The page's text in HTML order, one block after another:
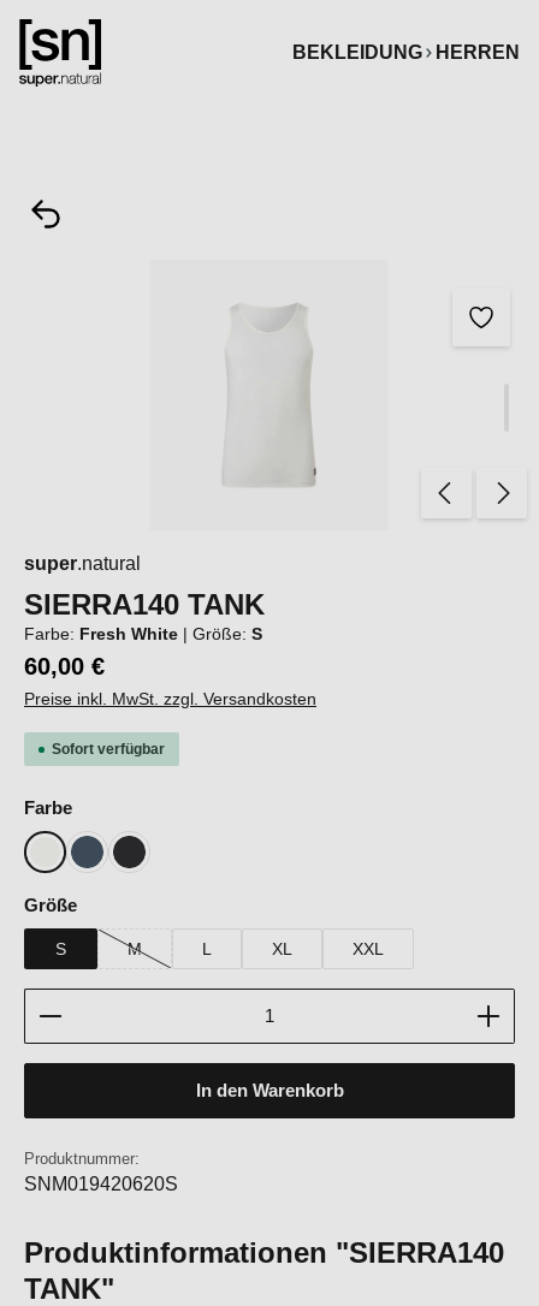
springen
BEKLEIDUNG
HERREN
super.natural
SIERRA140 TANK
Farbe: Fresh White | Größe: S
60,00 €
Preise inkl. MwSt. zzgl. Versandkosten
Sofort verfügbar
Farbeauswählen
Fresh White
BlueberryJet Black
Größeauswählen
S M
(Diese Option ist zurzeit nicht verfügbar.)
L XL XXL
Produkt Anzahl: Gib den gewünschten Wert ein
In den Warenkorb
Produktnummer:
SNM019420620S
Produktinformationen "SIERRA140
TANK"